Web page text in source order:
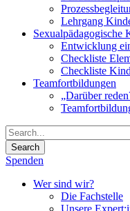
Lehrgang
Sexualpädagogische
Entwicklung
Checkliste
Checkliste
Teamfortbildungen
„Darüber
Spenden
Wer sind wir?
Die Fachstelle
Unsere